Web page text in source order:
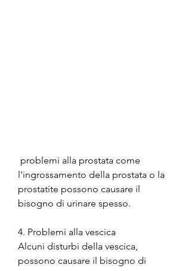
l'ingrossamento della prostata o la
prostatite possono causare il
bisogno di urinare spesso.
4. Problemi alla vescica
Alcuni disturbi della vescica,
possono causare il bisogno di